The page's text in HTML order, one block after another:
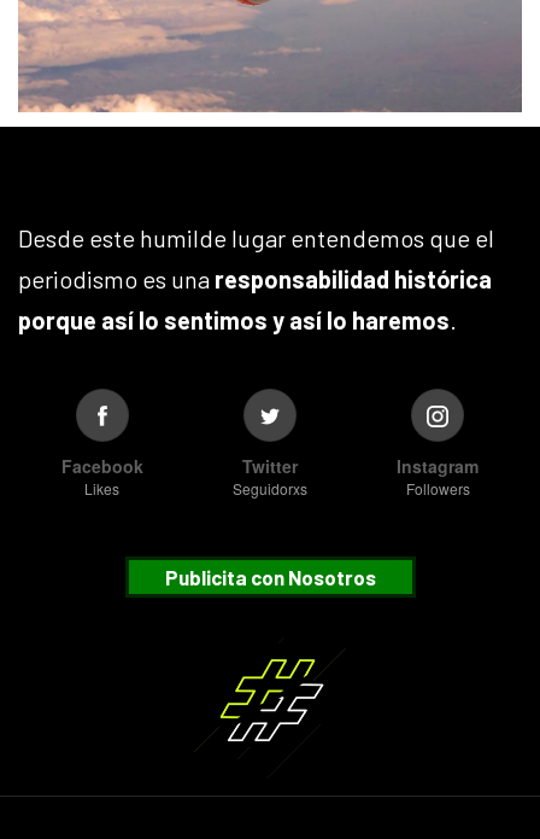
Desde este humilde lugar entendemos que el
periodismo es una responsabilidad histórica
porque así lo sentimos y así lo haremos.
Facebook
Likes
Twitter
Seguidorxs
Instagram
Followers
Publicita con Nosotros